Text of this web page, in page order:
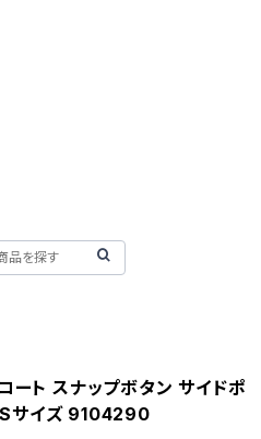
ト スナップボタン サイドポ
サイズ 9104290